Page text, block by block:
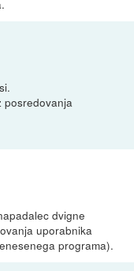
posredovanja
dvigne
uporabnika
programa).